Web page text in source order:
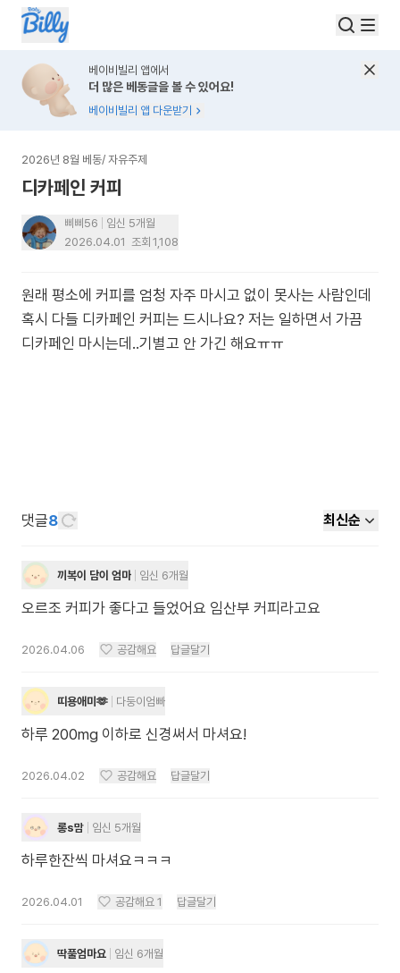
베이비빌리 앱에서
더 많은 베동글을 볼 수 있어요!
베이비빌리 앱 다운받기
2026년 8월 베동/ 자유주제
디카페인 커피
삐삐56
임신 5개월
2026.04.01 조회 1,108
원래 평소에 커피를 엄청 자주 마시고 없이 못사는 사람인데
혹시 다들 디카페인 커피는 드시나요? 저는 일하면서 가끔
디카페인 마시는데..기별고 안 가긴 해요ㅠㅠ
댓글8 최신순
끼복이 담이 엄마 임신 6개월
오르조 커피가 좋다고 들었어요 임산부 커피라고요
2026.04.06 공감해요 답글달기
띠용애미🫶 다둥이엄빠
하루 200mg 이하로 신경써서 마셔요!
2026.04.02 공감해요 답글달기
롱s맘 임신 5개월
하루한잔씩 마셔요ㅋㅋㅋ
2026.04.01 공감해요 1 답글달기
딱풀엄마요 임신 6개월